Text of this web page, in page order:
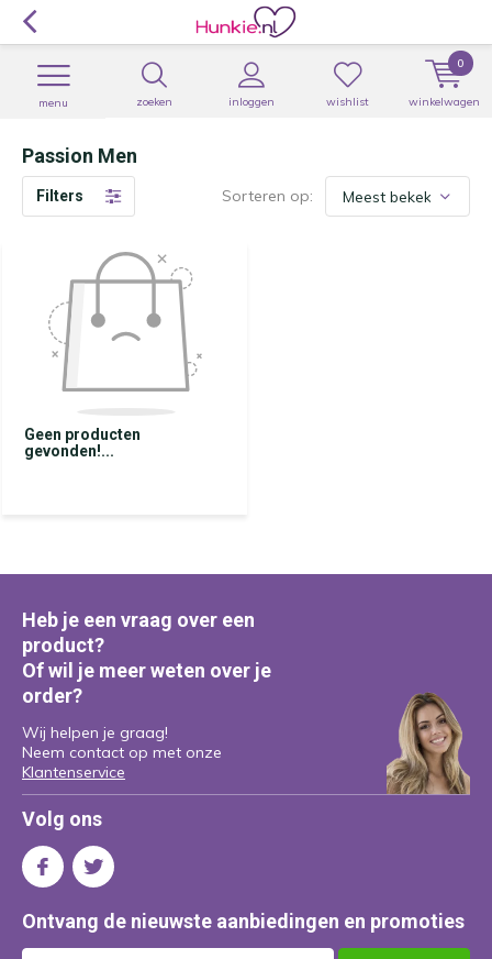
zoeken inloggen
menu wishlist winkelwagen
0
Passion Men
Filters Sorteren op:
Geen producten
gevonden!...
Heb je een vraag over een
product?
Of wil je meer weten over je
order?
Wij helpen je graag!
Neem contact op met onze
Klantenservice
Volg ons
Ontvang de nieuwste aanbiedingen en promoties